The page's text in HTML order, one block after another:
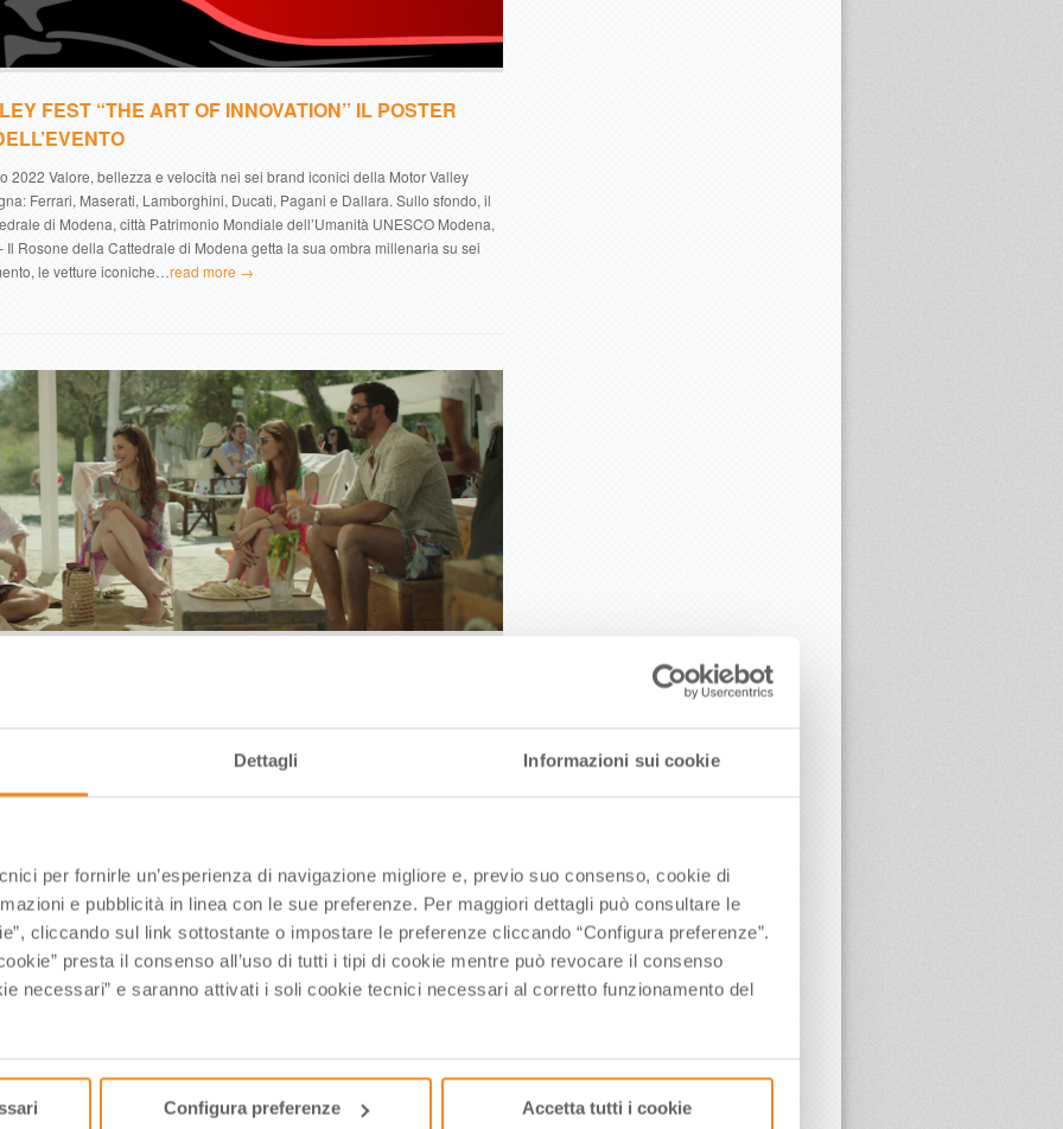
Dettagli Informazioni sui cookie
per fornirle un’esperienza di navigazione migliore e, previo suo consenso, cookie di
e pubblicità in linea con le sue preferenze. Per maggiori dettagli può consultare le
cliccando sul link sottostante o impostare le preferenze cliccando “Configura preferenze”.
presta il consenso all’uso di tutti i tipi di cookie mentre può revocare il consenso
necessari” e saranno attivati i soli cookie tecnici necessari al corretto funzionamento del
Configura preferenze Accetta tutti i cookie
FEST “THE ART OF INNOVATION” IL POSTER
2022 Valore, bellezza e velocità nei sei brand iconici della Motor Valley
Ferrari, Maserati, Lamborghini, Ducati, Pagani e Dallara. Sullo sfondo, il
di Modena, città Patrimonio Mondiale dell’Umanità UNESCO Modena,
Il Rosone della Cattedrale di Modena getta la sua ombra millenaria su sei
le vetture iconiche…read more →
promuoverà in tv i tanti volti delle sue vacanze per famiglia – Lo